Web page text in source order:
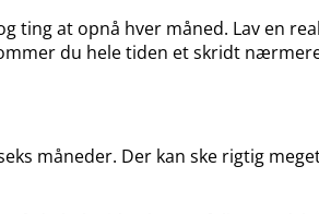
ting at opnå hver måned. Lav en
du hele tiden et skridt
måneder. Der kan ske rigtig